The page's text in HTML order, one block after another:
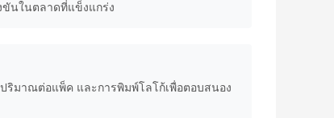
นในตลาดที่แข็งแกร่ง
ริมาณต่อแพ็ค และการพิมพ์โลโก้เพื่อตอบสนอง